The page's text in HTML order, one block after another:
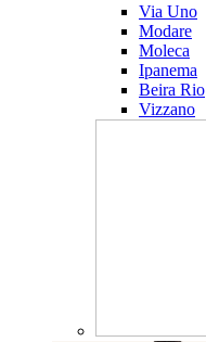
Via Uno
Modare
Moleca
Ipanema
Beira Rio
Vizzano